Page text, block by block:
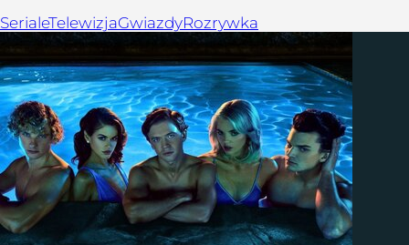
SerialeTelewizjaGwiazdyRozrywka